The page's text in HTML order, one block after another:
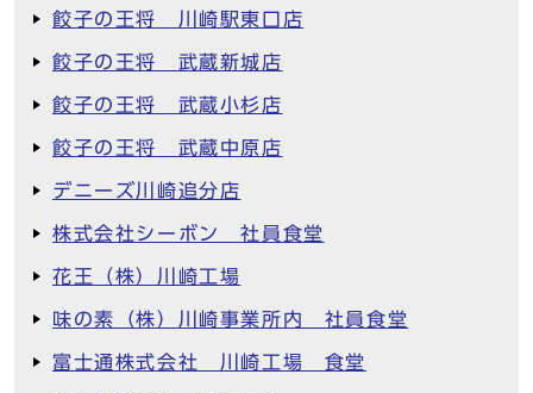
餃子の王将 川崎駅東口店
餃子の王将 武蔵新城店
餃子の王将 武蔵小杉店
餃子の王将 武蔵中原店
デニーズ川崎追分店
株式会社シーボン 社員食堂
花王（株）川崎工場
味の素（株）川崎事業所内 社員食堂
富士通株式会社 川崎工場 食堂